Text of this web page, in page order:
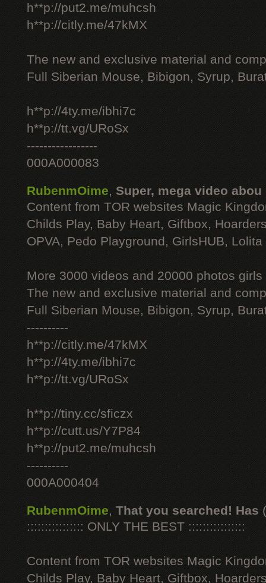
h**p://put2.me/muhcsh
h**p://citly.me/47kMX
The new and exclusive material and
Full Siberian Mouse, Bibigon, Syrup,
h**p://4ty.me/ibhi7c
h**p://tt.vg/URoSx
-----------------
000A000083
RubenmOime, Super, mega video abou
Content from TOR websites Magic
Childs Play, Baby Heart, Giftbox,
OPVA, Pedo Playground, GirlsHUB, Lolita
More 3000 videos and 20000 photos
The new and exclusive material and
Full Siberian Mouse, Bibigon, Syrup,
----------
h**p://citly.me/47kMX
h**p://4ty.me/ibhi7c
h**p://tt.vg/URoSx
h**p://tiny.cc/sficzx
h**p://cutt.us/Y7P84
h**p://put2.me/muhcsh
----------
000A000404
RubenmOime, That you searched! Has
:::::::::::::::: ONLY THE BEST ::::::::::::::::
Content from TOR websites Magic
Childs Play, Baby Heart, Giftbox,